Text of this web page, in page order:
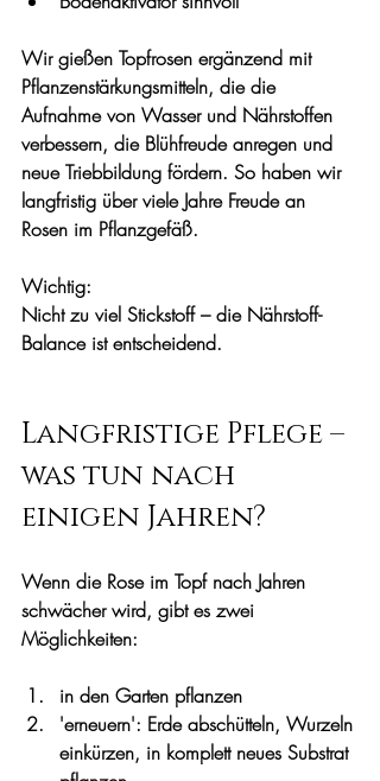
Wir gießen Topfrosen ergänzend mit
Pflanzenstärkungsmitteln, die die
Aufnahme von Wasser und Nährstoffen
verbessern, die Blühfreude anregen und
neue Triebbildung fördern. So haben wir
langfristig über viele Jahre Freude an
Rosen im Pflanzgefäß.
Wichtig:
Nicht zu viel Stickstoff – die Nährstoff-
Balance ist entscheidend.
Langfristige Pflege –
was tun nach
einigen Jahren?
Wenn die Rose im Topf nach Jahren
schwächer wird, gibt es zwei
Möglichkeiten:
in den Garten pflanzen
'erneuern': Erde abschütteln, Wurzeln
einkürzen, in komplett neues Substrat